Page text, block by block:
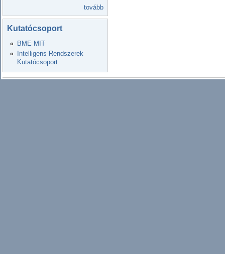
tovább
Kutatócsoport
BME MIT
Intelligens Rendszerek
Kutatócsoport